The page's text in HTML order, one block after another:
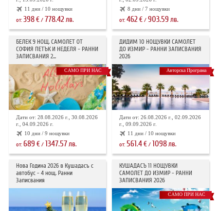
11 дни / 10 нощувки
от: 398€/ 778.42лв.
8 дни / 7 нощувки
от:462€ /903.59 лв.
БЕЛЕК 9 НОЩ. САМОЛЕТ ОТ
СОФИЯ ПЕТЪК И НЕДЕЛЯ - РАННИ
ЗАПИСВАНИЯ 2...
САМО ПРИ НАС
Дати от: 28.08.2026 г., 30.08.2026
г., 04.09.2026 г.
10 дни / 9 нощувки
от: 689 €/ 1347.57лв.
ДИДИМ 10 НОЩУВКИ САМОЛЕТ
ДО ИЗМИР - РАННИ ЗАПИСВАНИЯ
2026
Авторска Програма
Дати от: 26.08.2026 г., 02.09.2026
г., 09.09.2026 г.
11 дни / 10 нощувки
от:561.4€ / 1098лв.
Нова Година 2026 в Кушадасъ с
автобус - 4 нощ. Ранни
Записвания
КУШАДАСЪ 11 НОЩУВКИ
САМОЛЕТ ДО ИЗМИР - РАННИ
ЗАПИСВАНИЯ 2026
САМО ПРИ НАС